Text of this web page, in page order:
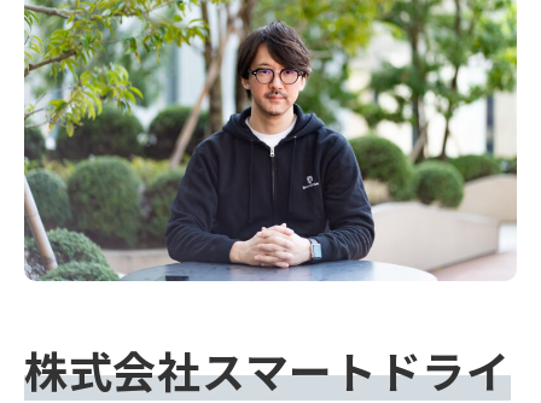
株式会社スマートドライ